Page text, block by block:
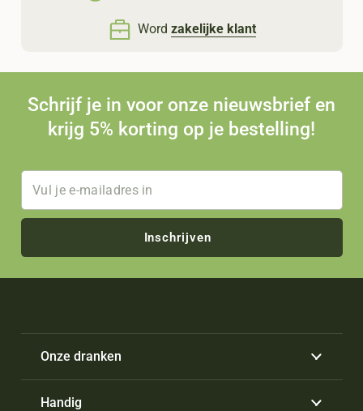
Word zakelijke klant
Schrijf je in voor onze nieuwsbrief en
krijg 5% korting op je bestelling!
Inschrijven
Onze dranken
Handig